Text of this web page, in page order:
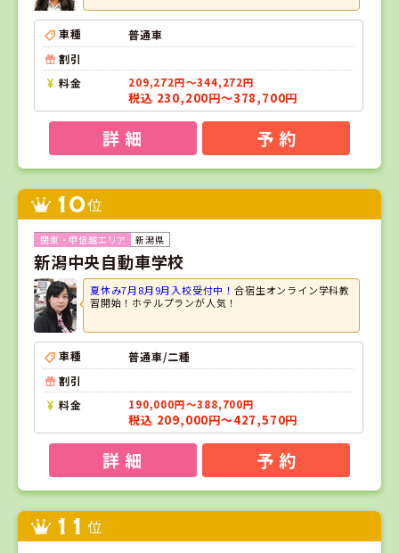
車種
普通車
割引
料金
209,272円～344,272円
税込 230,200円～378,700円
詳 細 予 約
10位
新潟県
新潟中央自動車学校
夏休み7月8月9月入校受付中！合宿生オンライン学科教
習開始！ホテルプランが人気！
車種
普通車/二種
割引
料金
190,000円～388,700円
税込 209,000円～427,570円
詳 細 予 約
11 位